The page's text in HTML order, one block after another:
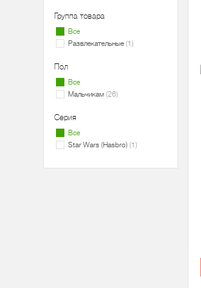
Группа товара
Все
Развлекательные 1
Пол
Все
Мальчикам 26
Серия
Все
Star Wars (Hasbro) 1